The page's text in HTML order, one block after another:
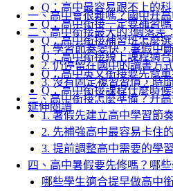
Q：高中最容易跟不上的科
Q：高中銜接一定要補習
Q：高中銜接補習班怎麼
Q：高中銜接線上課程適
Q：高中英文銜接要先背
Q：高中銜接課程什麼時
延伸閱讀
一、高中會很難嗎？國中升
二、高中銜接最大的3個落差
1. 學習節奏變快，暑假中
2. 仍停留在國中的讀書方
3. 沒有固定複習習慣，時
三、高中銜接怎麼準備？升
1. 暑假先建立高中學習節
2. 先補強高中最容易卡住
3. 提前調整高中需要的學
四、高中暑假要先修嗎？哪
哪些學生適合提早做高中